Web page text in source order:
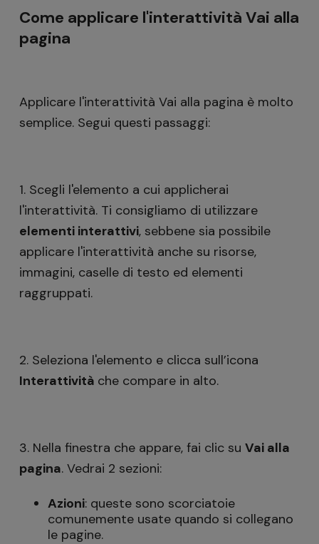
Come applicare l'interattività Vai alla
pagina
Applicare l'interattività Vai alla pagina è molto
semplice. Segui questi passaggi:
1. Scegli l'elemento a cui applicherai
l'interattività. Ti consigliamo di utilizzare
elementi interattivi, sebbene sia possibile
applicare l'interattività anche su risorse,
immagini, caselle di testo ed elementi
raggruppati.
2. Seleziona l'elemento e clicca sull’icona
Interattività che compare in alto.
3. Nella finestra che appare, fai clic su Vai alla
pagina. Vedrai 2 sezioni:
Azioni: queste sono scorciatoie
comunemente usate quando si collegano
le pagine.